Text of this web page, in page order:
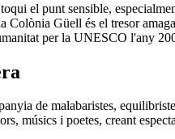
el punt sensible,
Colònia Güell és el tresor
per la UNESCO l'any
de malabaristes,
músics i poetes, creant